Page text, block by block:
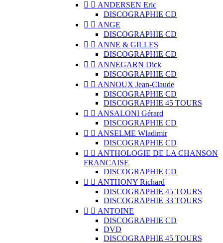
  ANDERSEN Eric
DISCOGRAPHIE CD
  ANGE
DISCOGRAPHIE CD
  ANNE & GILLES
DISCOGRAPHIE CD
  ANNEGARN Dick
DISCOGRAPHIE CD
  ANNOUX Jean-Claude
DISCOGRAPHIE CD
DISCOGRAPHIE 45 TOURS
  ANSALONI Gérard
DISCOGRAPHIE CD
  ANSELME Wladimir
DISCOGRAPHIE CD
  ANTHOLOGIE DE LA CHANSON
FRANCAISE
DISCOGRAPHIE CD
  ANTHONY Richard
DISCOGRAPHIE 45 TOURS
DISCOGRAPHIE 33 TOURS
  ANTOINE
DISCOGRAPHIE CD
DVD
DISCOGRAPHIE 45 TOURS